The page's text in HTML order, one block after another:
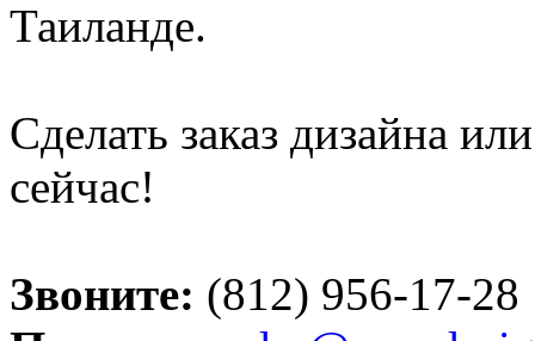
Таиланде.
Сделать заказ дизайна
сейчас!
Звоните: (812) 956-17-28